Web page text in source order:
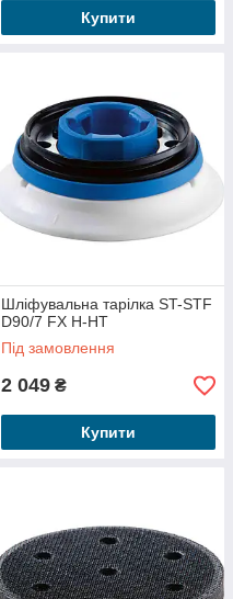
Купити
Шліфувальна тарілка ST-STF
D90/7 FX H-HT
Під замовлення
2 049 ₴
Купити